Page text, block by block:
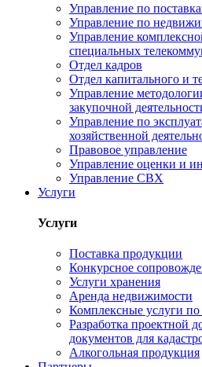
Управление по
Управление по
Управление
специальных
Отдел кадров
Отдел капитального и
Управление
закупочной
Управление по
хозяйственной
Правовое управление
Управление оценки и
Управление СВХ
Услуги
Услуги
Поставка продукции
Конкурсное
Услуги хранения
Аренда недвижимости
Комплексные услуги
Разработка проектной
документов для
Алкогольная продукция